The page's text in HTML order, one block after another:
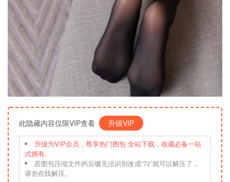
此隐藏内容仅限VIP查看 升级VIP
升级为VIP会员，尊享热门图包 全站下载，收藏必备一站
式拥有。
若图包压缩文件的后缀无法识别改成“7z”就可以解压了，
请勿在线解压。